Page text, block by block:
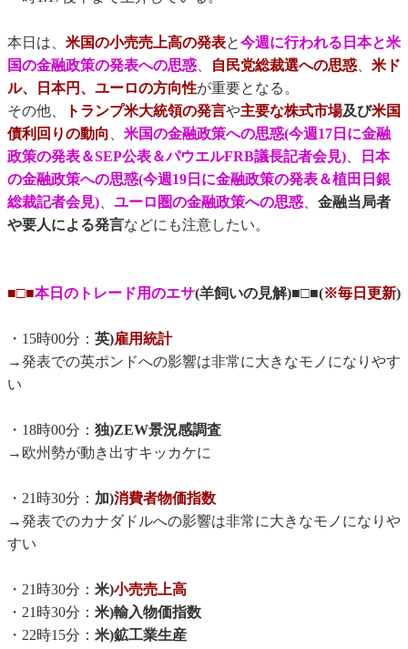
本日は、 米国の小売売上高の発表と今週に行われる日本と米
国の金融政策の発表への思惑、 自民党総裁選への思惑、 米ド
ル、日本円、ユーロの方向性が重要となる。
その他、
トランプ米大統領の発言や主要な株式市場及び米国
債利回りの動向 、 米国の金融政策への思惑(今週17日に金融
政策の発表＆SEP公表＆パウエルFRB議長記者会見)、
日本
の金融政策への思惑(今週19日に金融政策の発表＆植田日銀
総裁記者会見)、 ユーロ圏の金融政策への思惑、 金融当局者
や要人による発言などにも注意したい。
■□■本日のトレード用のエサ(羊飼いの見解)■□■(※毎日更新)
・15時00分： 英)雇用統計
→発表での英ポンドへの影響は非常に大きなモノになりやす
い
・18時00分： 独)ZEW景況感調査
→欧州勢が動き出すキッカケに
・21時30分： 加)消費者物価指数
→発表でのカナダドルへの影響は非常に大きなモノになりや
すい
・21時30分： 米)小売売上高
・21時30分： 米)輸入物価指数
・22時15分： 米)鉱工業生産